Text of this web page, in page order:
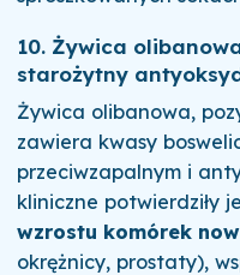
10. Żywica
starożytny
Żywica olibanowa,
zawiera kwasy
przeciwzapalnym i
kliniczne potwierdziły
wzrostu komórek
okrężnicy, prostaty),